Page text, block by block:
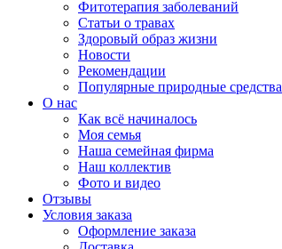
Фитотерапия заболеваний
Статьи о травах
Здоровый образ жизни
Новости
Рекомендации
Популярные природные средства
О нас
Как всё начиналось
Моя семья
Наша семейная фирма
Наш коллектив
Фото и видео
Отзывы
Условия заказа
Оформление заказа